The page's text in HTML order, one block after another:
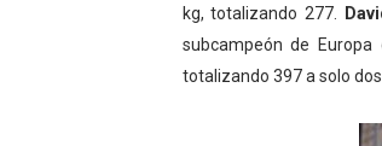
kg, totalizando 277.
subcampeón de
totalizando 397 a solo